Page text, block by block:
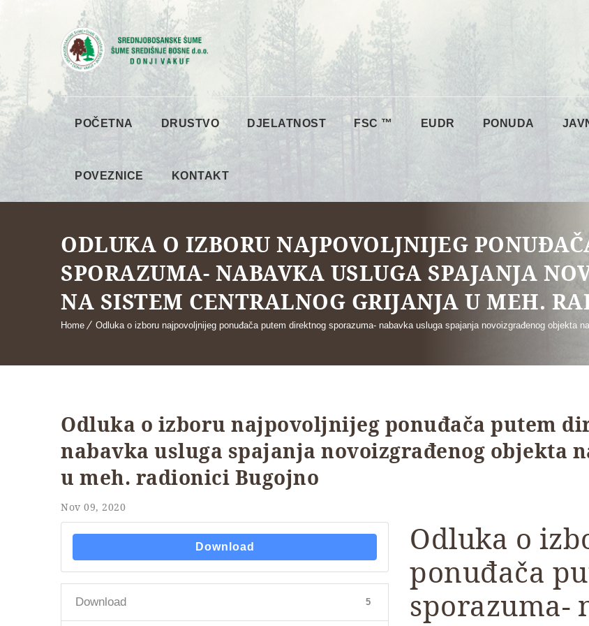
POČETNA DRUSTVO DJELATNOST FSC ™ EUDR PONUDA
POVEZNICE KONTAKT
ODLUKA O IZBORU NAJPOVOLJNIJEG
SPORAZUMA- NABAVKA USLUGA SPAJANJA
NA SISTEM CENTRALNOG GRIJANJA U MEH.
Home Odluka o izboru najpovoljnijeg ponuđača putem direktnog sporazuma- nabavka usluga spajanja novoizgrađenog objekta
Odluka o izboru najpovoljnijeg ponuđača putem
nabavka usluga spajanja novoizgrađenog objekta
u meh. radionici Bugojno
Nov 09, 2020
Download
Download 5
Odluka o
ponuđača
sporazuma-